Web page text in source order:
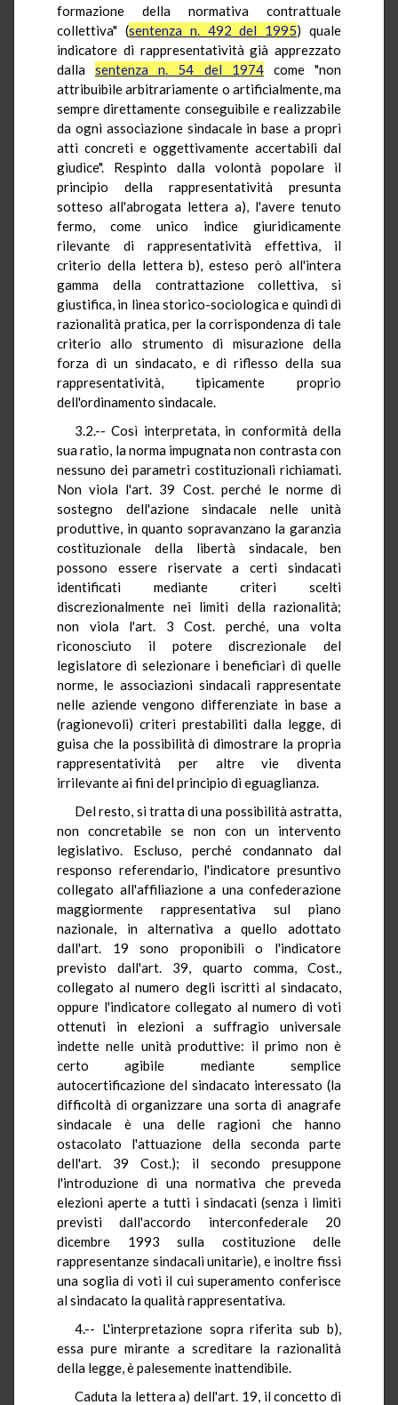
formazione della normativa contrattuale
collettiva" (sentenza n. 492 del 1995) quale
indicatore di rappresentatività già apprezzato
dallasentenza n. 54 del 1974come "non
attribuibile arbitrariamente o artificialmente, ma
sempre direttamente conseguibile e realizzabile
da ogni associazione sindacale in base a propri
atti concreti e oggettivamente accertabili dal
giudice". Respinto dalla volontà popolare il
principio della rappresentatività presunta
sotteso all'abrogata lettera a), l'avere tenuto
fermo, come unico indice giuridicamente
rilevante di rappresentatività effettiva, il
criterio della lettera b), esteso però all'intera
gamma della contrattazione collettiva, si
giustifica, in linea storico-sociologica e quindi di
razionalità pratica, per la corrispondenza di tale
criterio allo strumento di misurazione della
forza di un sindacato, e di riflesso della sua
rappresentatività, tipicamente proprio
dell'ordinamento sindacale.
3.2.-- Così interpretata, in conformità della
sua ratio, la norma impugnata non contrasta con
nessuno dei parametri costituzionali richiamati.
Non viola l'art. 39 Cost. perché le norme di
sostegno dell'azione sindacale nelle unità
produttive, in quanto sopravanzano la garanzia
costituzionale della libertà sindacale, ben
possono essere riservate a certi sindacati
identificati mediante criteri scelti
discrezionalmente nei limiti della razionalità;
non viola l'art. 3 Cost. perché, una volta
riconosciuto il potere discrezionale del
legislatore di selezionare i beneficiari di quelle
norme, le associazioni sindacali rappresentate
nelle aziende vengono differenziate in base a
(ragionevoli) criteri prestabiliti dalla legge, di
guisa che la possibilità di dimostrare la propria
rappresentatività per altre vie diventa
irrilevante ai fini del principio di eguaglianza.
Del resto, si tratta di una possibilità astratta,
non concretabile se non con un intervento
legislativo. Escluso, perché condannato dal
responso referendario, l'indicatore presuntivo
collegato all'affiliazione a una confederazione
maggiormente rappresentativa sul piano
nazionale, in alternativa a quello adottato
dall'art. 19 sono proponibili o l'indicatore
previsto dall'art. 39, quarto comma, Cost.,
collegato al numero degli iscritti al sindacato,
oppure l'indicatore collegato al numero di voti
ottenuti in elezioni a suffragio universale
indette nelle unità produttive: il primo non è
certo agibile mediante semplice
autocertificazione del sindacato interessato (la
difficoltà di organizzare una sorta di anagrafe
sindacale è una delle ragioni che hanno
ostacolato l'attuazione della seconda parte
dell'art. 39 Cost.); il secondo presuppone
l'introduzione di una normativa che preveda
elezioni aperte a tutti i sindacati (senza i limiti
previsti dall'accordo interconfederale 20
dicembre 1993 sulla costituzione delle
rappresentanze sindacali unitarie), e inoltre fissi
una soglia di voti il cui superamento conferisce
al sindacato la qualità rappresentativa.
4.-- L'interpretazione sopra riferita sub b),
essa pure mirante a screditare la razionalità
della legge, è palesemente inattendibile.
Caduta la lettera a) dell'art. 19, il concetto di